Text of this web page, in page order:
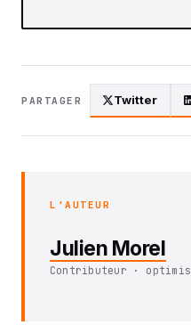
PARTAGER Twitter
L'AUTEUR
Julien Morel
Contributeur ·